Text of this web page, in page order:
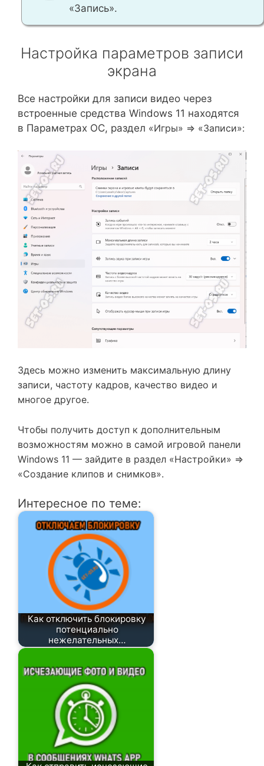
«Запись».
Настройка параметров записи
экрана
Все настройки для записи видео через
встроенные средства Windows 11 находятся
в Параметрах ОС, раздел «Игры» ⇒ «Записи»:
Здесь можно изменить максимальную длину
записи, частоту кадров, качество видео и
многое другое.
Чтобы получить доступ к дополнительным
возможностям можно в самой игровой панели
Windows 11 — зайдите в раздел «Настройки» ⇒
«Создание клипов и снимков».
Интересное по теме:
Как отключить блокировку
потенциально
нежелательных…